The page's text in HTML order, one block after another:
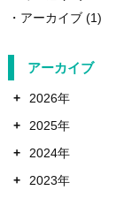
アーカイブ(1)
アーカイブ
+
2026年
+
2025年
+
2024年
+
2023年